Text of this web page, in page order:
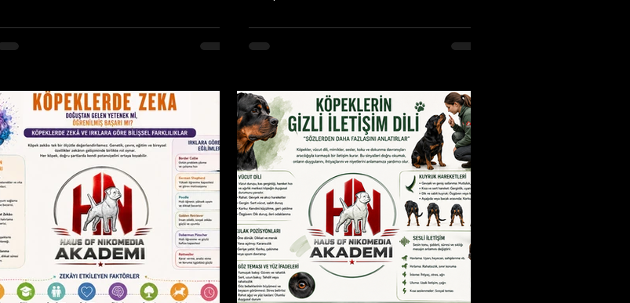
Makalede kullanılan tüm fotoğraflar, HAUS OF
görsellerin fikrî mülkiyet hakları saklıdır. Giriş
Köpekler, insanların en yakın hayvan dostlarından
biri olmas
bilimsel bilgilerin bir araya getirilmesiyle
görselleridir. Makale içeriği ile birlikte tüm metin ve
görsellerin fikrî mülkiyet hakları saklıdır. Giriş
Köpekler, insanlık tarihinin en eski yol ark